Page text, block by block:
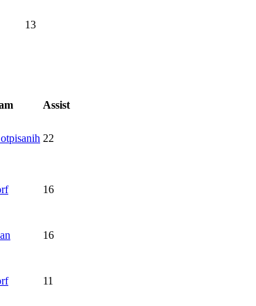
13
Assist
22
16
16
11